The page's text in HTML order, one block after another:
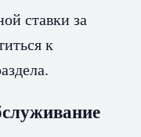
ставки за
к